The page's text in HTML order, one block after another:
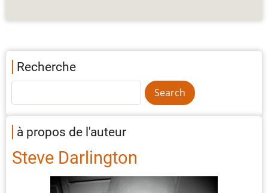
Recherche
à propos de l'auteur
Steve Darlington